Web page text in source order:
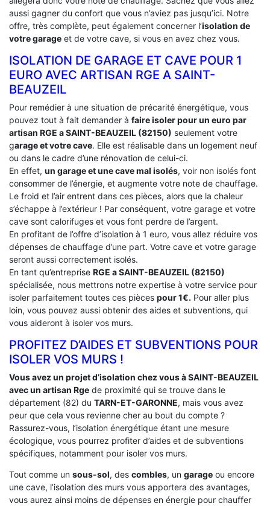
aussi gagner du confort que vous n’aviez pas jusqu’ici. Notre
offre, très complète, peut également concerner l’isolation de
votre garage et de votre cave, si vous en avez chez vous.
ISOLATION DE GARAGE ET CAVE POUR 1
EURO AVEC ARTISAN RGE A SAINT-
BEAUZEIL
Pour remédier à une situation de précarité énergétique, vous
pouvez tout à fait demander à faire isoler pour un euro par
artisan RGE a SAINT-BEAUZEIL (82150) seulement votre
garage et votre cave. Elle est réalisable dans un logement neuf
ou dans le cadre d’une rénovation de celui-ci.
En effet, un garage et une cave mal isolés, voir non isolés font
consommer de l’énergie, et augmente votre note de chauffage.
Le froid et l’air entrent dans ces pièces, alors que la chaleur
s’échappe à l’extérieur ! Par conséquent, votre garage et votre
cave sont calorifuges et vous font perdre de l’argent.
En profitant de l’offre d’isolation à 1 euro, vous allez réduire vos
dépenses de chauffage d’une part. Votre cave et votre garage
seront aussi correctement isolés.
En tant qu’entreprise RGE a SAINT-BEAUZEIL (82150)
spécialisée, nous mettrons notre expertise à votre service pour
isoler parfaitement toutes ces pièces pour 1€. Pour aller plus
loin, vous pouvez aussi obtenir des aides et subventions, qui
vous aideront à isoler vos murs.
PROFITEZ D’AIDES ET SUBVENTIONS POUR
ISOLER VOS MURS !
Vous avez un projet d’isolation chez vous à SAINT-BEAUZEIL
avec un artisan Rge de proximité qui se trouve dans le
département (82) du TARN-ET-GARONNE, mais vous avez
peur que cela vous revienne cher au bout du compte ?
Rassurez-vous, l’isolation énergétique étant une mesure
écologique, vous pourrez profiter d’aides et de subventions
spécifiques, notamment pour isoler vos murs.
Tout comme un sous-sol, des combles, un garage ou encore
une cave, l’isolation des murs vous apportera des avantages,
vous aurez ainsi moins de dépenses en énergie pour chauffer